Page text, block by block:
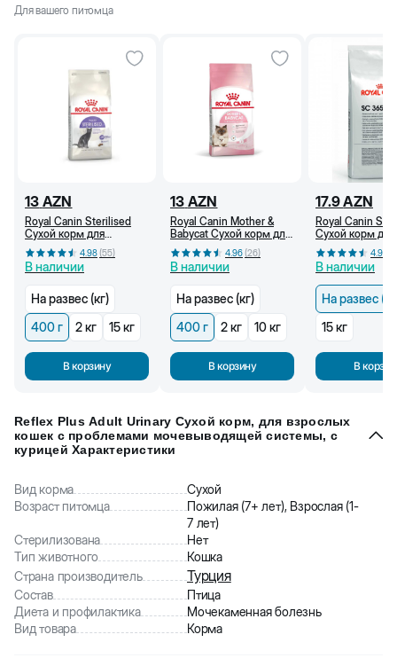
Для вашего питомца
13 AZN
Royal Canin Sterilised
Сухой корм для
стерилизованных
кошек, от 1 года, 400 г
4.98(55)
В наличии
На развес (кг)
400 г
2 кг 15 кг
В корзину
13 AZN
Royal Canin Mother &
Babycat Сухой корм для
беременных и
кормящих кошек и
котят (400 г)
4.96(26)
В наличии
На развес (кг)
400 г
2 кг 10 кг
В корзину
17.9AZN
Royal Canin
Сухой корм
от 1 года (кг)4.96
В наличии
На развес
15 кг
В
Reflex Plus Adult Urinary Сухой корм, для взрослых
кошек с проблемами мочевыводящей системы, с
курицей Характеристики
Вид корма
Сухой
Возраст питомца
Пожилая (7+ лет), Взрослая (1-
7 лет)
Стерилизована
Нет
Тип животного
Кошка
Страна производитель
Турция
Состав
Птица
Диета и профилактика
Мочекаменная болезнь
Вид товара
Корма